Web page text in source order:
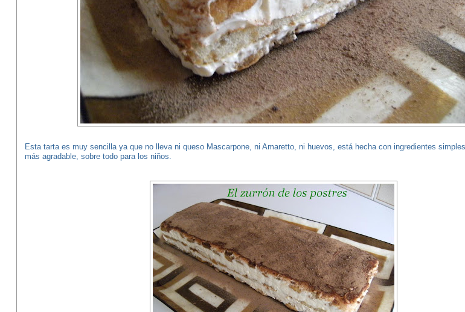
Esta tarta es muy sencilla ya que no lleva ni queso Mascarpone, ni Amaretto, ni huevos, está hecha con ingredientes
más agradable, sobre todo para los niños.